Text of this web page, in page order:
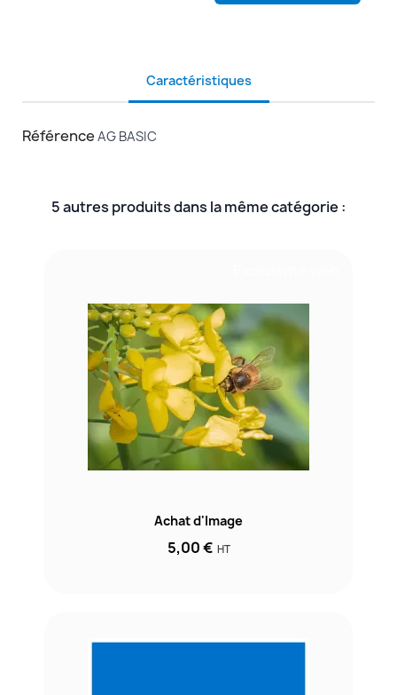
Caractéristiques
Référence AG BASIC
5 autres produits dans la même catégorie :
Achat d'Image
5,00 € HT